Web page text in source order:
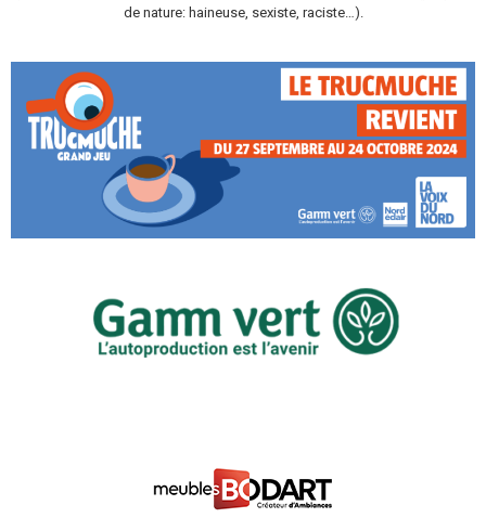
de nature: haineuse, sexiste, raciste…).